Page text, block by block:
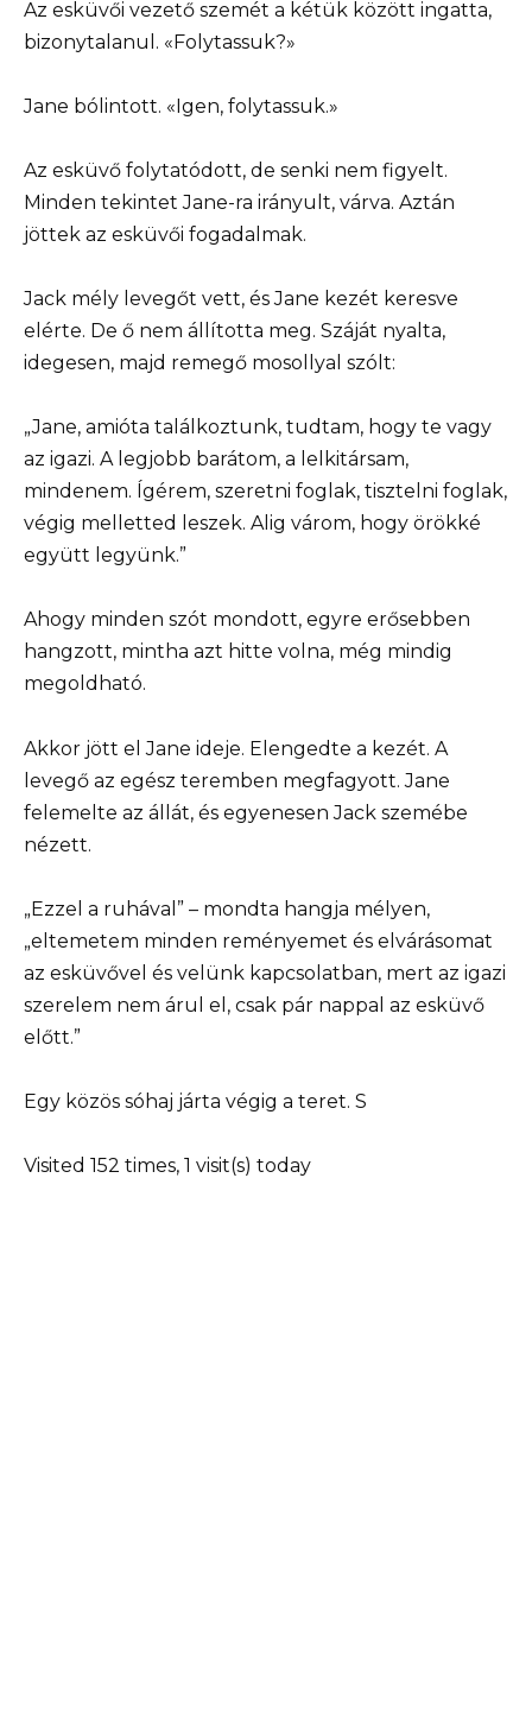
Az esküvői vezető szemét a kétük között ingatta,
bizonytalanul. «Folytassuk?»
Jane bólintott. «Igen, folytassuk.»
Az esküvő folytatódott, de senki nem figyelt.
Minden tekintet Jane-ra irányult, várva. Aztán
jöttek az esküvői fogadalmak.
Jack mély levegőt vett, és Jane kezét keresve
elérte. De ő nem állította meg. Száját nyalta,
idegesen, majd remegő mosollyal szólt:
„Jane, amióta találkoztunk, tudtam, hogy te vagy
az igazi. A legjobb barátom, a lelkitársam,
mindenem. Ígérem, szeretni foglak, tisztelni foglak,
végig melletted leszek. Alig várom, hogy örökké
együtt legyünk.”
Ahogy minden szót mondott, egyre erősebben
hangzott, mintha azt hitte volna, még mindig
megoldható.
Akkor jött el Jane ideje. Elengedte a kezét. A
levegő az egész teremben megfagyott. Jane
felemelte az állát, és egyenesen Jack szemébe
nézett.
„Ezzel a ruhával” – mondta hangja mélyen,
„eltemetem minden reményemet és elvárásomat
az esküvővel és velünk kapcsolatban, mert az igazi
szerelem nem árul el, csak pár nappal az esküvő
előtt.”
Egy közös sóhaj járta végig a teret. S
Visited 152 times, 1 visit(s) today